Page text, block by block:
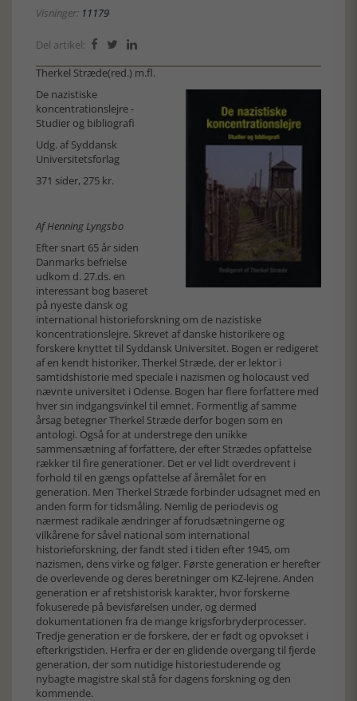
Visninger: 11179
Del artikel:   
Therkel Stræde(red.) m.fl.
De nazistiske
koncentrationslejre -
Studier og bibliografi
Udg. af Syddansk
Universitetsforlag
371 sider, 275 kr.
Af Henning Lyngsbo
Efter snart 65 år siden
Danmarks befrielse
udkom d. 27.ds. en
interessant bog baseret
på nyeste dansk og
international historieforskning om de nazistiske
koncentrationslejre. Skrevet af danske historikere og
forskere knyttet til Syddansk Universitet. Bogen er redigeret
af en kendt historiker, Therkel Stræde, der er lektor i
samtidshistorie med speciale i nazismen og holocaust ved
nævnte universitet i Odense. Bogen har flere forfattere med
hver sin indgangsvinkel til emnet. Formentlig af samme
årsag betegner Therkel Stræde derfor bogen som en
antologi. Også for at understrege den unikke
sammensætning af forfattere, der efter Strædes opfattelse
rækker til fire generationer. Det er vel lidt overdrevent i
forhold til en gængs opfattelse af åremålet for en
generation. Men Therkel Stræde forbinder udsagnet med en
anden form for tidsmåling. Nemlig de periodevis og
nærmest radikale ændringer af forudsætningerne og
vilkårene for såvel national som international
historieforskning, der fandt sted i tiden efter 1945, om
nazismen, dens virke og følger. Første generation er herefter
de overlevende og deres beretninger om KZ-lejrene. Anden
generation er af retshistorisk karakter, hvor forskerne
fokuserede på bevisførelsen under, og dermed
dokumentationen fra de mange krigsforbryderprocesser.
Tredje generation er de forskere, der er født og opvokset i
efterkrigstiden. Herfra er der en glidende overgang til fjerde
generation, der som nutidige historiestuderende og
nybagte magistre skal stå for dagens forskning og den
kommende.